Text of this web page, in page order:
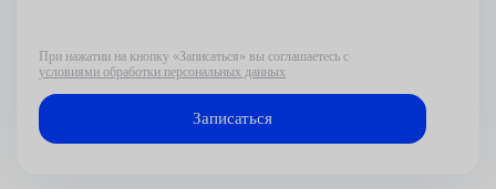
При нажатии на кнопку «Записаться» вы соглашаетесь с
условиями обработки персональных данных